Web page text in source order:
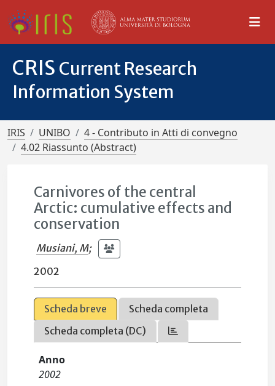
CRIS Current Research
Information System
IRIS UNIBO
4 - Contributo in Atti di convegno
4.02 Riassunto (Abstract)
Carnivores of the central
Arctic: cumulative effects and
conservation
Musiani, M;
2002
Scheda breve
Scheda completa
Scheda completa (DC)
Anno
2002